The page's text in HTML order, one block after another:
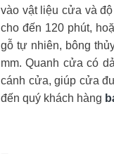
vào vật liệu cửa và
cho đến 120 phút,
gỗ tự nhiên, bông
mm. Quanh cửa có
cánh cửa, giúp cửa
đến quý khách hàng